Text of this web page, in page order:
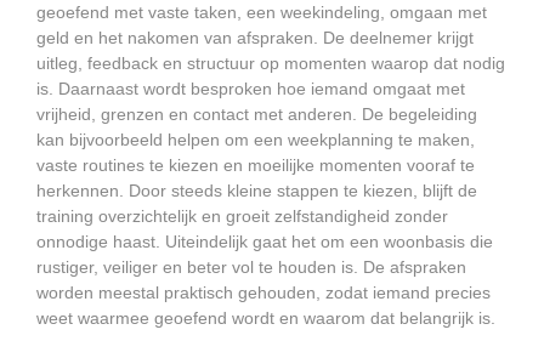
geoefend met vaste taken, een weekindeling, omgaan met
geld en het nakomen van afspraken. De deelnemer krijgt
uitleg, feedback en structuur op momenten waarop dat nodig
is. Daarnaast wordt besproken hoe iemand omgaat met
vrijheid, grenzen en contact met anderen. De begeleiding
kan bijvoorbeeld helpen om een weekplanning te maken,
vaste routines te kiezen en moeilijke momenten vooraf te
herkennen. Door steeds kleine stappen te kiezen, blijft de
training overzichtelijk en groeit zelfstandigheid zonder
onnodige haast. Uiteindelijk gaat het om een woonbasis die
rustiger, veiliger en beter vol te houden is. De afspraken
worden meestal praktisch gehouden, zodat iemand precies
weet waarmee geoefend wordt en waarom dat belangrijk is.